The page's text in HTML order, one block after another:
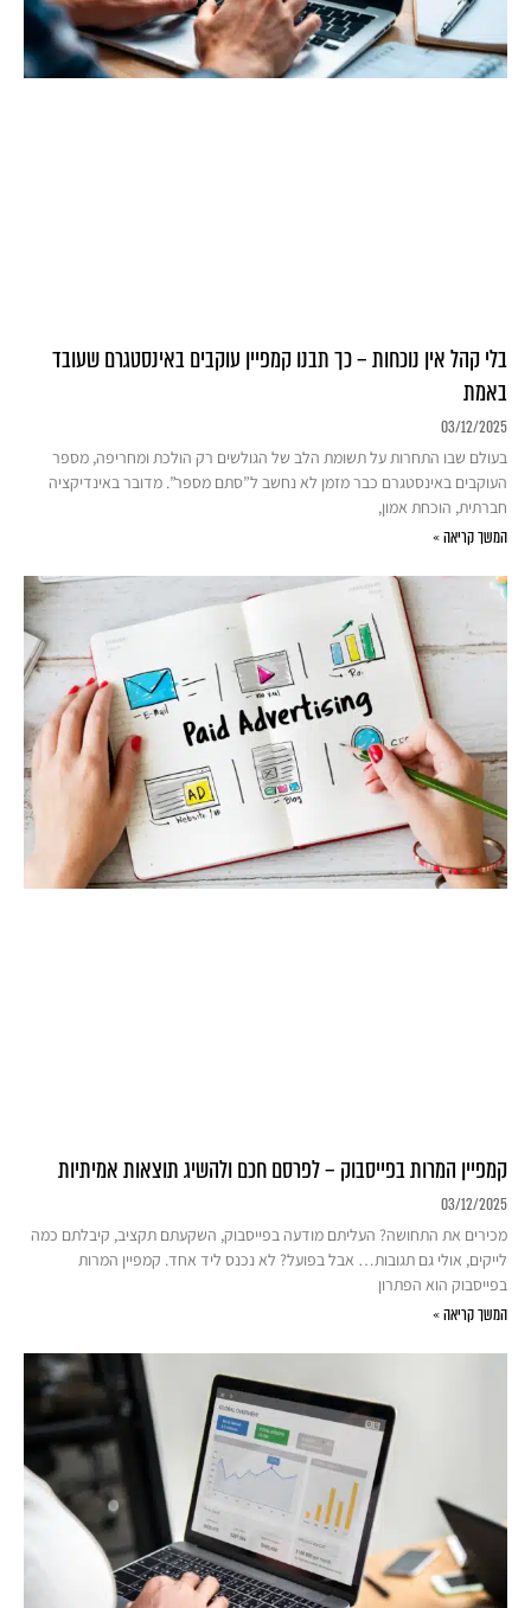
בלי קהל אין נוכחות – כך תבנו קמפיין עוקבים באינסטגרם שעובד
באמת
03/12/2025
בעולם שבו התחרות על תשומת הלב של הגולשים רק הולכת ומחריפה, מספר
העוקבים באינסטגרם כבר מזמן לא נחשב ל”סתם מספר”. מדובר באינדיקציה
חברתית, הוכחת אמון,
המשך קריאה »
קמפיין המרות בפייסבוק – לפרסם חכם ולהשיג תוצאות אמיתיות
03/12/2025
מכירים את התחושה? העליתם מודעה בפייסבוק, השקעתם תקציב, קיבלתם כמה
לייקים, אולי גם תגובות… אבל בפועל? לא נכנס ליד אחד. קמפיין המרות
בפייסבוק הוא הפתרון
המשך קריאה »